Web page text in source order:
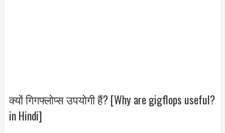
क्यों गिगफ्लोप्स उपयोगी हैं? [Why are gigflops useful?
in Hindi]